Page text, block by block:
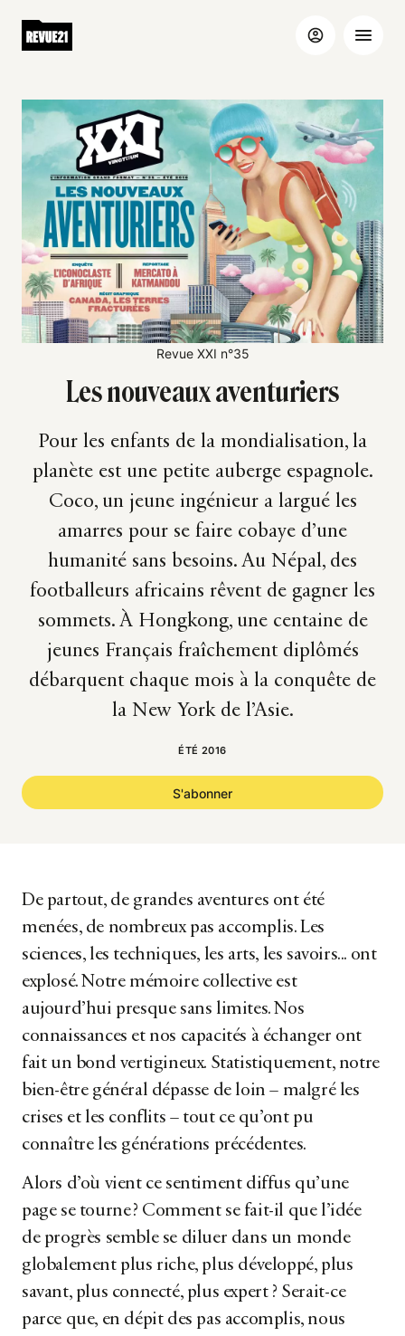
Revue XXI n°35
Les nouveaux aventuriers
Pour les enfants de la mondialisation, la
planète est une petite auberge espagnole.
Coco, un jeune ingénieur a largué les
amarres pour se faire cobaye d’une
humanité sans besoins. Au Népal, des
footballeurs africains rêvent de gagner les
sommets. À Hongkong, une centaine de
jeunes Français fraîchement diplômés
débarquent chaque mois à la conquête de
la New York de l’Asie.
ÉTÉ 2016
S'abonner
De partout, de grandes aventures ont été
menées, de nombreux pas accomplis. Les
sciences, les techniques, les arts, les savoirs... ont
explosé. Notre mémoire collective est
aujourd’hui presque sans limites. Nos
connaissances et nos capacités à échanger ont
fait un bond vertigineux. Statistiquement, notre
bien-être général dépasse de loin – malgré les
crises et les conflits – tout ce qu’ont pu
connaître les générations précédentes.
Alors d’où vient ce sentiment diffus qu’une
page se tourne ? Comment se fait-il que l’idée
de progrès semble se diluer dans un monde
globalement plus riche, plus développé, plus
savant, plus connecté, plus expert ? Serait-ce
parce que, en dépit des pas accomplis, nous